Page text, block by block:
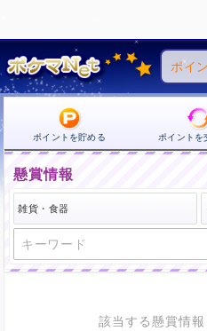
ポイントを貯める ポイントを
懸賞情報
該当する懸賞情報